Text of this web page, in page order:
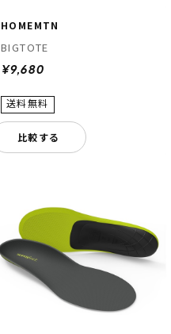
HOMEMTN
BIGTOTE
¥9,680
比較する